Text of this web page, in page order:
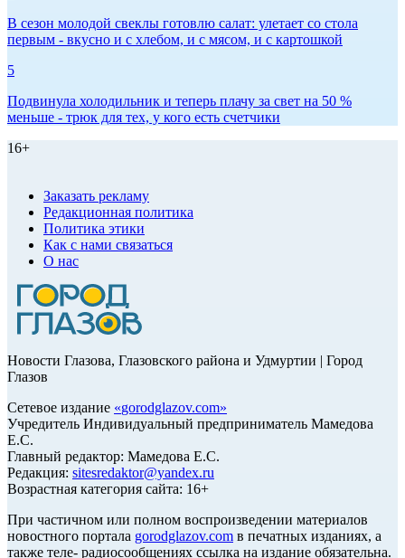
В сезон молодой свеклы готовлю салат: улетает со стола
первым - вкусно и с хлебом, и с мясом, и с картошкой
5
Подвинула холодильник и теперь плачу за свет на 50 %
меньше - трюк для тех, у кого есть счетчики
16+
Заказать рекламу
Редакционная политика
Политика этики
Как с нами связаться
О нас
Новости Глазова, Глазовского района и Удмуртии | Город
Глазов
Сетевое издание «gorodglazov.com»
Учредитель Индивидуальный предприниматель Мамедова
Е.С.
Главный редактор: Мамедова Е.С.
Редакция: sitesredaktor@yandex.ru
Возрастная категория сайта: 16+
При частичном или полном воспроизведении материалов
новостного портала gorodglazov.com в печатных изданиях, а
также теле- радиосообщениях ссылка на издание обязательна.